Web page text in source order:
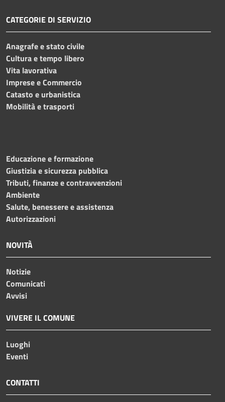
CATEGORIE DI SERVIZIO
Anagrafe e stato civile
Cultura e tempo libero
Vita lavorativa
Imprese e Commercio
Catasto e urbanistica
Mobilità e trasporti
Educazione e formazione
Giustizia e sicurezza pubblica
Tributi, finanze e contravvenzioni
Ambiente
Salute, benessere e assistenza
Autorizzazioni
NOVITÀ
Notizie
Comunicati
Avvisi
VIVERE IL COMUNE
Luoghi
Eventi
CONTATTI